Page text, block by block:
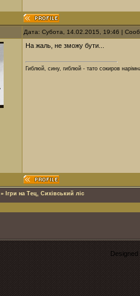
Дата: Субота, 14.02.2015, 19:46 |
На жаль, не зможу бути...
Гиблюй, сину, гиблюй - тато сокиров
» Ігри на Тец, Сихівський ліс
Designed